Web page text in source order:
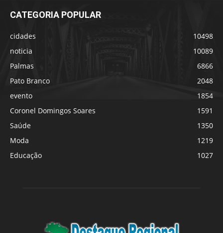
CATEGORIA POPULAR
cidades
10498
noticia
10089
Palmas
6866
Pato Branco
2048
evento
1854
Coronel Domingos Soares
1591
Saúde
1350
Moda
1219
Educação
1027